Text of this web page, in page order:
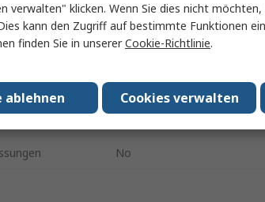
OilSafe
No
verwalten" klicken. Wenn Sie dies nicht möchten,
kann den Zugriff auf bestimmte Funktionen
finden Sie in unsererCookie-Richtlinie.
Cookies verwalten
ablehnen